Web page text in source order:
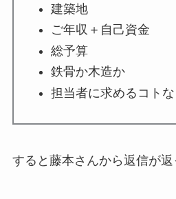
建築地
ご年収＋自己資金
総予算
鉄骨か木造か
担当者に求めるコト
すると藤本さんから返信が返